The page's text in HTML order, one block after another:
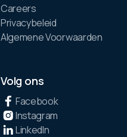
Careers
Privacybeleid
Algemene Voorwaarden
Volg ons
Facebook
Instagram
LinkedIn